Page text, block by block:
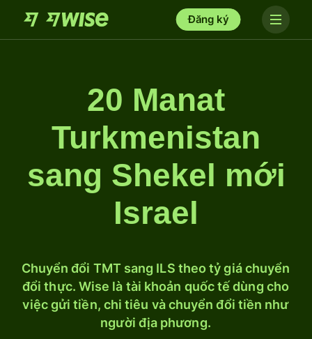
Đăng ký
20 Manat
Turkmenistan
sang Shekel mới
Israel
Chuyển đổi TMT sang ILS theo tỷ giá chuyển
đổi thực. Wise là tài khoản quốc tế dùng cho
việc gửi tiền, chi tiêu và chuyển đổi tiền như
người địa phương.